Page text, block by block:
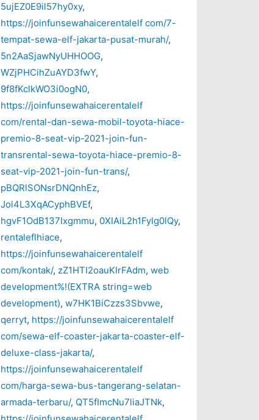
5ujEZ0E9il57hy0xy,
https://joinfunsewahaicerentalelf com/7-
tempat-sewa-elf-jakarta-pusat-murah/,
5n2AaSjawNyUHHOOG,
WZjPHCihZuAYD3fwY,
9f8fKclkWO3i0ogN0,
https://joinfunsewahaicerentalelf
com/rental-dan-sewa-mobil-toyota-hiace-
premio-8-seat-vip-2021-join-fun-
transrental-sewa-toyota-hiace-premio-8-
seat-vip-2021-join-fun-trans/,
pBQRlSONsrDNQnhEz,
Jol4L3XqACyphBVEf,
hgvF1OdB137Ixgmmu, 0XIAiL2h1FyIg0lQy,
rentaleflhiace,
https://joinfunsewahaicerentalelf
com/kontak/, zZ1HTI2oauKIrFAdm, web
development%!(EXTRA string=web
development), w7HK1BiCzzs3Sbvwe,
qerryt, https://joinfunsewahaicerentalelf
com/sewa-elf-coaster-jakarta-coaster-elf-
deluxe-class-jakarta/,
https://joinfunsewahaicerentalelf
com/harga-sewa-bus-tangerang-selatan-
armada-terbaru/, QT5fImcNu7liaJTNk,